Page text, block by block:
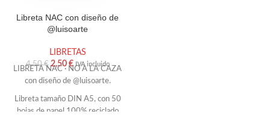
Libreta NAC con diseño de
@luisoarte
LIBRETAS
4,50€ 2,50 € IVA incluido
LIBRETA NAC · NO A LA CAZA
con diseño de @luisoarte.
Libreta tamaño DIN A5, con 50
hojas de papel 100% reciclado